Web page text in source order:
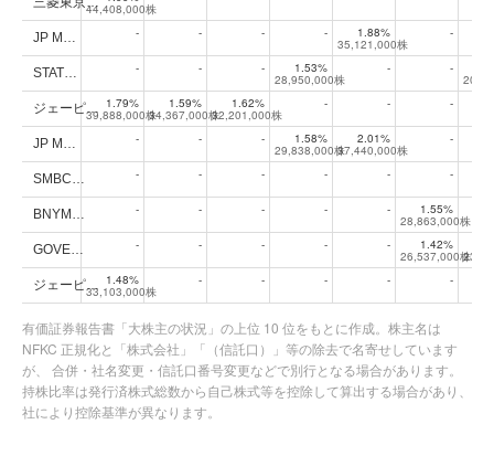
44,408,000株
JP M… - - - - 1.88%
35,121,000株
-
STAT… - - - 1.53%
28,950,000株
- -
ジェーピ… 1.79%
39,888,000株
1.59%
34,367,000株
1.62%
32,201,000株
- - -
JP M… - - - 1.58%
29,838,000株
2.01%
37,440,000株
-
SMBC… - - - - - -
BNYM… - - - - - 1.55%
28,863,000株
GOVE…
- - - - - 1.42%
26,537,000株
ジェーピ… 1.48%
33,103,000株
- - - - -
有価証券報告書「大株主の状況」の上位 10 位をもとに作成。株主名は
NFKC 正規化と「株式会社」「（信託口）」等の除去で名寄せしています
が、 合併・社名変更・信託口番号変更などで別行となる場合があります。
持株比率は発行済株式総数から自己株式等を控除して算出する場合があり、
社により控除基準が異なります。